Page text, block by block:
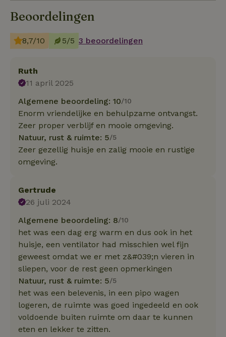
Beoordelingen
8,7/10 5/5 3 beoordelingen
Ruth
11 april 2025
Algemene beoordeling: 10/10
Enorm vriendelijke en behulpzame ontvangst.
Zeer proper verblijf en mooie omgeving.
Natuur, rust & ruimte: 5/5
Zeer gezellig huisje en zalig mooie en rustige
omgeving.
Gertrude
26 juli 2024
Algemene beoordeling: 8/10
het was een dag erg warm en dus ook in het
huisje, een ventilator had misschien wel fijn
geweest omdat we er met z&#039;n vieren in
sliepen, voor de rest geen opmerkingen
Natuur, rust & ruimte: 5/5
het was een belevenis, in een pipo wagen
logeren, de ruimte was goed ingedeeld en ook
voldoende buiten ruimte om daar te kunnen
eten en lekker te zitten.